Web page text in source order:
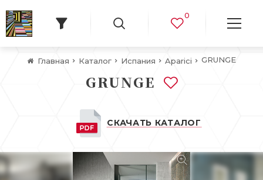
0
Главная Каталог Испания Aparici GRUNGE
GRUNGE
СКАЧАТЬ КАТАЛОГ